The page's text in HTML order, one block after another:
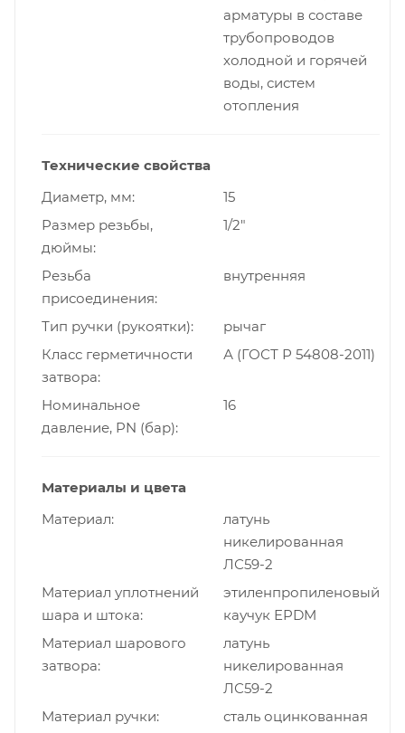
арматуры в составе
трубопроводов
холодной и горячей
воды, систем
отопления
Технические свойства
Диаметр, мм
15
Размер резьбы,
дюймы
1/2"
Резьба
присоединения
внутренняя
Тип ручки (рукоятки)
рычаг
Класс герметичности
затвора
А (ГОСТ Р 54808-2011)
Номинальное
давление, PN (бар)
16
Материалы и цвета
Материал
латунь
никелированная
ЛС59-2
Материал уплотнений
шара и штока
этиленпропиленовый
каучук EPDM
Материал шарового
затвора
латунь
никелированная
ЛС59-2
Материал ручки
сталь оцинкованная